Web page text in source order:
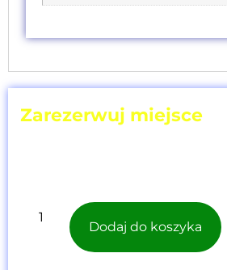
Zarezerwuj miejsce
Dodaj do koszyka